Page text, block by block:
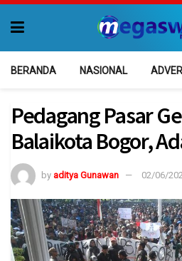
BERANDA NASIONAL
Pedagang Pasar
Balaikota Bogor,
by aditya Gunawan 02/06/